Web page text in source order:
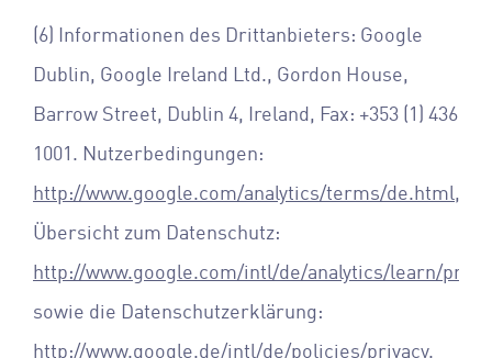
(6) Informationen des Drittanbieters: Google
Dublin, Google Ireland Ltd., Gordon House,
Barrow Street, Dublin 4, Ireland, Fax: +353 (1) 436
1001. Nutzerbedingungen:
http://www.google.com/analytics/terms/de.html,
Übersicht zum Datenschutz:
http://www.google.com/intl/de/analytics/learn/
sowie die Datenschutzerklärung:
http://www.google.de/intl/de/policies/privacy.